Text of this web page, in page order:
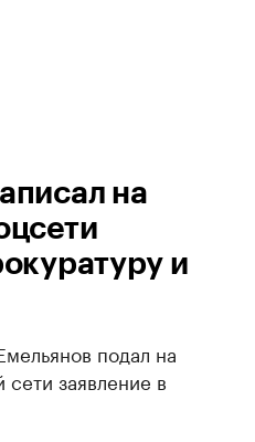
на
и
подал на
заявление в